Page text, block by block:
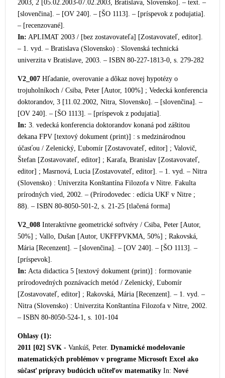
2003, 2 [05.02.2003-07.02.2003, Bratislava, Slovensko]. – text. –
[slovenčina]. – [OV 240]. – [ŠO 1113]. – [príspevok z podujatia].
– [recenzované].
In: APLIMAT 2003 / [bez zostavovateľa] [Zostavovateľ, editor].
– 1. vyd. – Bratislava (Slovensko) : Slovenská technická
univerzita v Bratislave, 2003. – ISBN 80-227-1813-0, s. 279-282
V2_007 Hľadanie, overovanie a dôkaz novej hypotézy o
trojuholníkoch / Csiba, Peter [Autor, 100%] ; Vedecká konferencia
doktorandov, 3 [11.02.2002, Nitra, Slovensko]. – [slovenčina]. –
[OV 240]. – [ŠO 1113]. – [príspevok z podujatia].
In: 3. vedecká konferencia doktorandov konaná pod záštitou
dekana FPV [textový dokument (print)] : s medzinárodnou
účasťou / Zelenický, Ľubomír [Zostavovateľ, editor] ; Valovič,
Štefan [Zostavovateľ, editor] ; Karafa, Branislav [Zostavovateľ,
editor] ; Masrnová, Lucia [Zostavovateľ, editor]. – 1. vyd. – Nitra
(Slovensko) : Univerzita Konštantína Filozofa v Nitre. Fakulta
prírodných vied, 2002. – (Prírodovedec : edícia UKF v Nitre ;
88). – ISBN 80-8050-501-2, s. 21-25 [tlačená forma]
V2_008 Interaktívne geometrické softvéry / Csiba, Peter [Autor,
50%] ; Vallo, Dušan [Autor, UKFFPVKMA, 50%] ; Rakovská,
Mária [Recenzent]. – [slovenčina]. – [OV 240]. – [ŠO 1113]. –
[príspevok].
In: Acta didactica 5 [textový dokument (print)] : formovanie
prírodovedných poznávacích metód / Zelenický, Ľubomír
[Zostavovateľ, editor] ; Rakovská, Mária [Recenzent]. – 1. vyd. –
Nitra (Slovensko) : Univerzita Konštantína Filozofa v Nitre, 2002.
– ISBN 80-8050-524-1, s. 101-104
Ohlasy (1):
2011 [02] SVK - Vankúš, Peter. Dynamické modelovanie
matematických problémov v programe Microsoft Excel ako
súčasť prípravy budúcich učiteľov matematiky In: Nové